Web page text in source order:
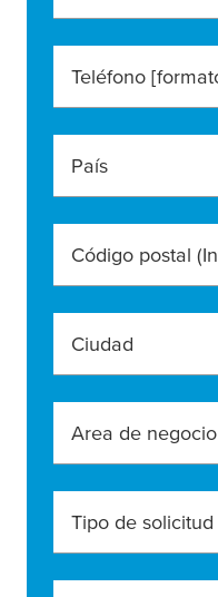
País
Ciudad
Area de negocio
Tipo de solicitud